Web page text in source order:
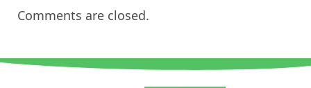
Comments are closed.